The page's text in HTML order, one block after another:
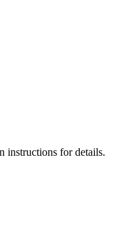
instructions for details.